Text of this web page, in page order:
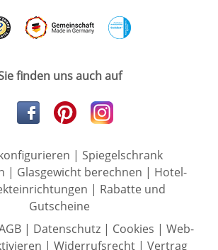
finden uns auch auf
| Spiegelschrank
| Glasgewicht berechnen | Hotel-
| Rabatte und
Gutscheine
| Datenschutz| Cookies | Web-
| Widerrufsrecht| Vertrag